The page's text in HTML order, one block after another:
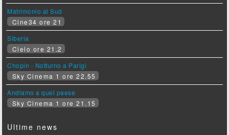
Matrimonio al Sud
Cine34 ore 21
Siberia
Cielo ore 21.2
Chopin - Notturno a Parigi
Sky Cinema 1 ore 22.55
Andiamo a quel paese
Sky Cinema 1 ore 21.15
Ultime news